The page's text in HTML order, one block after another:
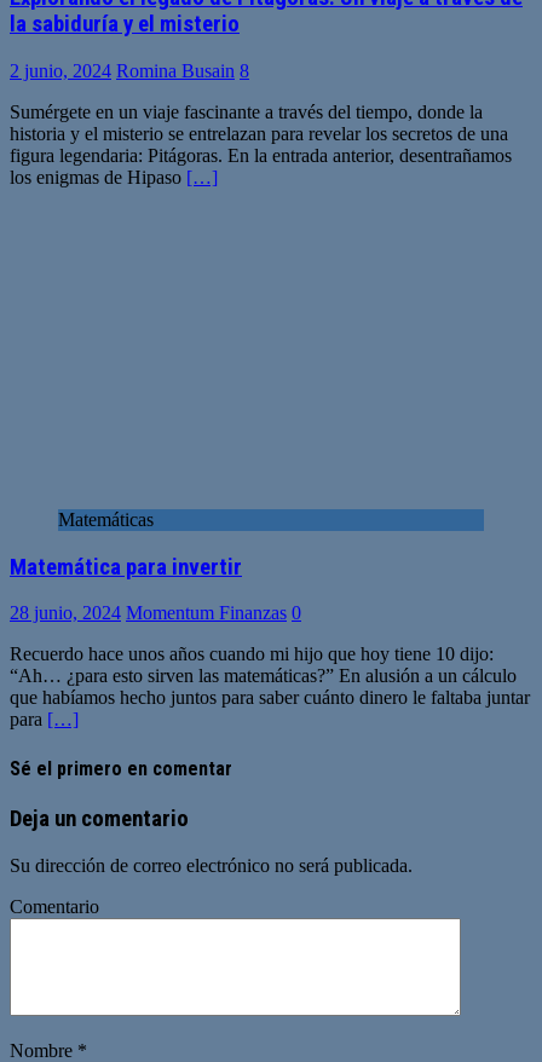
la sabiduría y el misterio
2 junio, 2024 Romina Busain 8
Sumérgete en un viaje fascinante a través del tiempo, donde la
historia y el misterio se entrelazan para revelar los secretos de una
figura legendaria: Pitágoras. En la entrada anterior, desentrañamos
los enigmas de Hipaso […]
Matemáticas
Matemática para invertir
28 junio, 2024 Momentum Finanzas 0
Recuerdo hace unos años cuando mi hijo que hoy tiene 10 dijo:
“Ah… ¿para esto sirven las matemáticas?” En alusión a un cálculo
que habíamos hecho juntos para saber cuánto dinero le faltaba juntar
para […]
Sé el primero en comentar
Deja un comentario
Su dirección de correo electrónico no será publicada.
Comentario
Nombre *